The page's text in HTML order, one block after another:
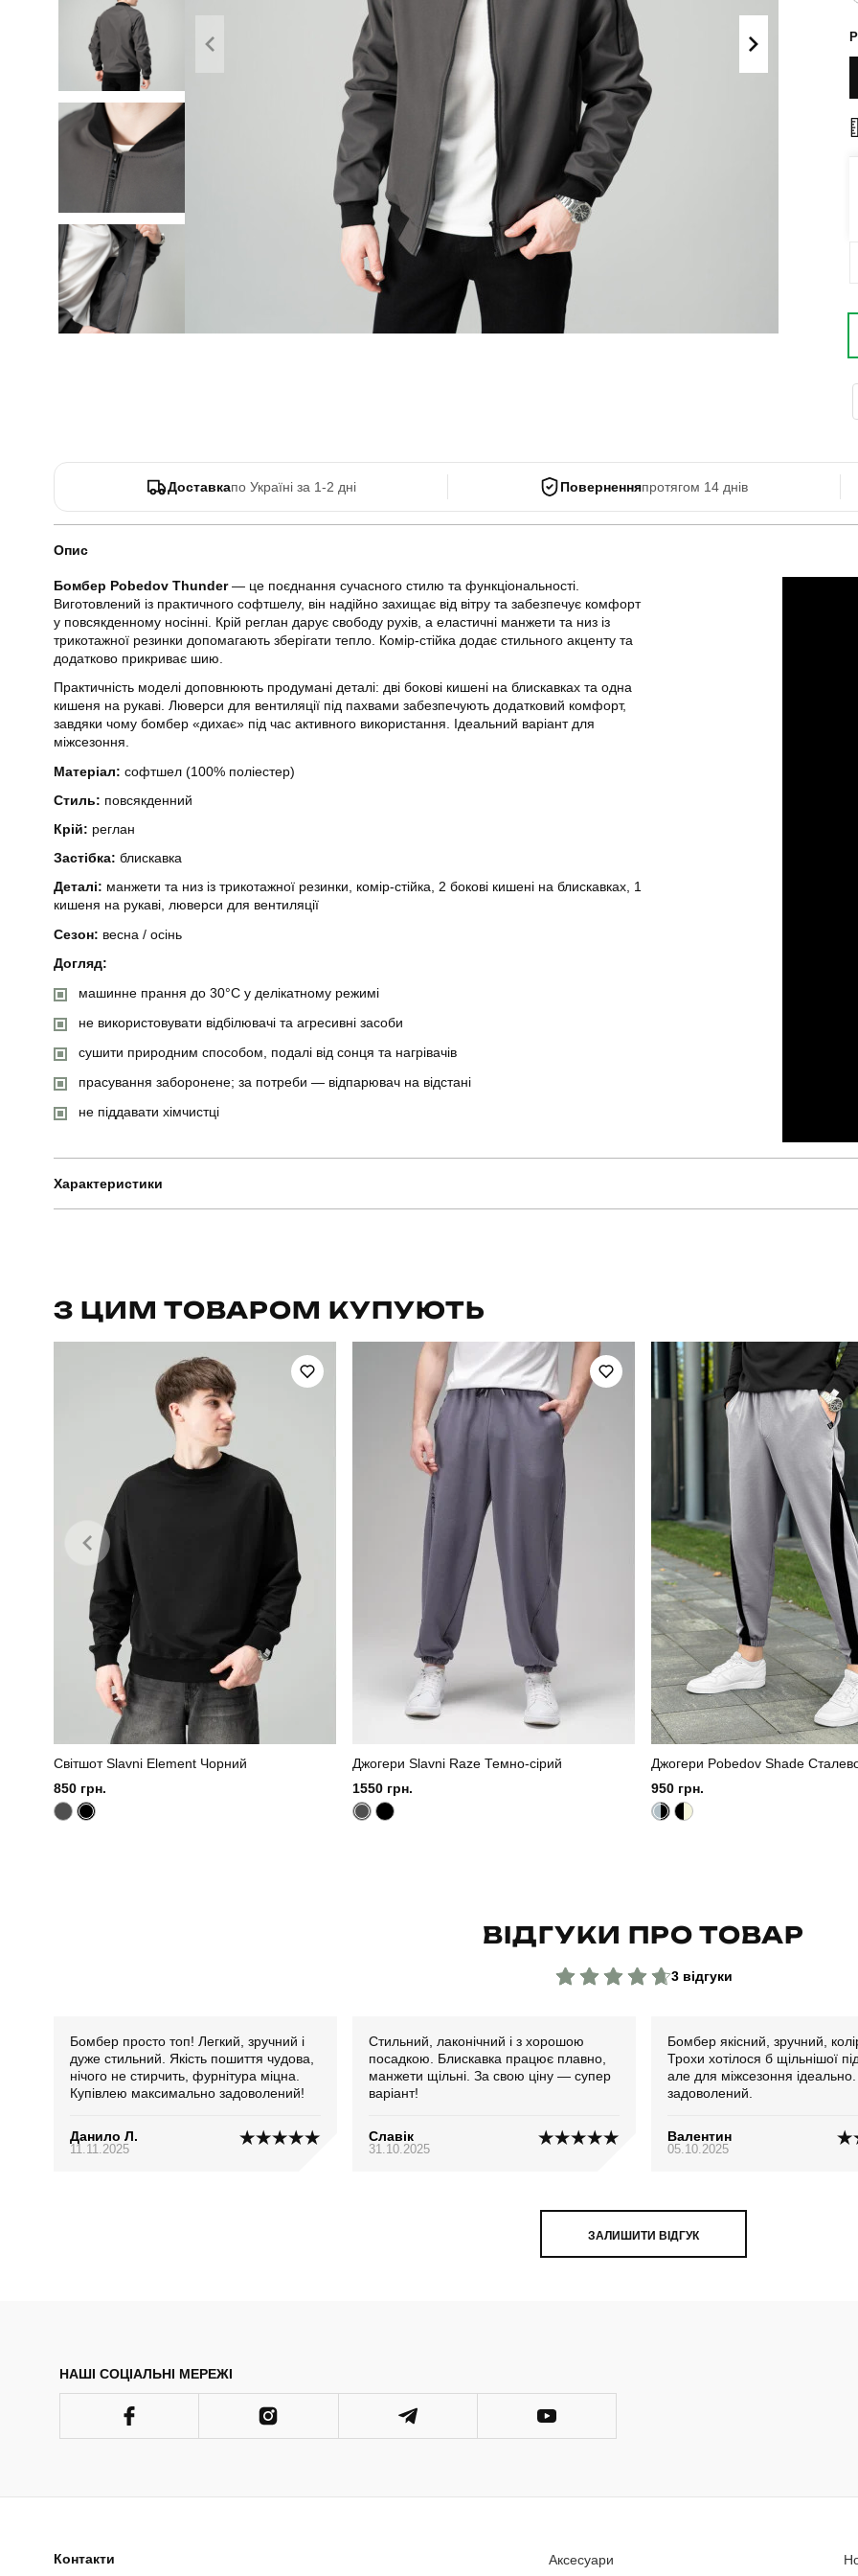
Літні комплекти
Комбінезони
Спортивні
костюми
Кежуал
Футболки
Боді
Доставкапо Україні за 1-2 дні Поверненняпротягом 14 днів
Опис
Бомбер Pobedov Thunder— це поєднання сучасного стилю та функціональності.
Виготовлений із практичного софтшелу, він надійно захищає від вітру та забезпечує комфорт
у повсякденному носінні. Крій реглан дарує свободу рухів, а еластичні манжети та низ із
трикотажної резинки допомагають зберігати тепло. Комір-стійка додає стильного акценту та
додатково прикриває шию.
Практичність моделі доповнюють продумані деталі: дві бокові кишені на блискавках та одна
кишеня на рукаві. Люверси для вентиляції під пахвами забезпечують додатковий комфорт,
завдяки чому бомбер «дихає» під час активного використання. Ідеальний варіант для
міжсезоння.
Матеріал: софтшел (100% поліестер)
Стиль: повсякденний
Крій: реглан
Застібка: блискавка
Деталі: манжети та низ із трикотажної резинки, комір-стійка, 2 бокові кишені на блискавках, 1
кишеня на рукаві, люверси для вентиляції
Сезон: весна / осінь
Догляд:
машинне прання до 30°C у делікатному режимі
не використовувати відбілювачі та агресивні засоби
сушити природним способом, подалі від сонця та нагрівачів
прасування заборонене; за потреби — відпарювач на відстані
не піддавати хімчистці
Характеристики
Стать
осінь Колір
софтшел Склад тканини
Країна - виробник
З ЦИМ ТОВАРОМ КУПУЮТЬ
Світшот Slavni Element Чорний
850 грн.
Джогери Slavni Raze Темно-сірий
1550 грн.
Джогери Pobedov Shade
950 грн.
ВІДГУКИ ПРО ТОВАР
3 відгуки
Бомбер просто топ! Легкий, зручний і
дуже стильний. Якість пошиття чудова,
нічого не стирчить, фурнітура міцна.
Купівлею максимально задоволений!
Данило Л.
11.11.2025
Стильний, лаконічний і з хорошою
посадкою. Блискавка працює плавно,
манжети щільні. За свою ціну — супер
варіант!
Славік
31.10.2025
Бомбер якісний, зручний,
Трохи хотілося б щільнішої
але для міжсезоння
задоволений.
Валентин
05.10.2025
ЗАЛИШИТИ ВІДГУК
НАШІ СОЦІАЛЬНІ МЕРЕЖІ
Контакти Аксесуари